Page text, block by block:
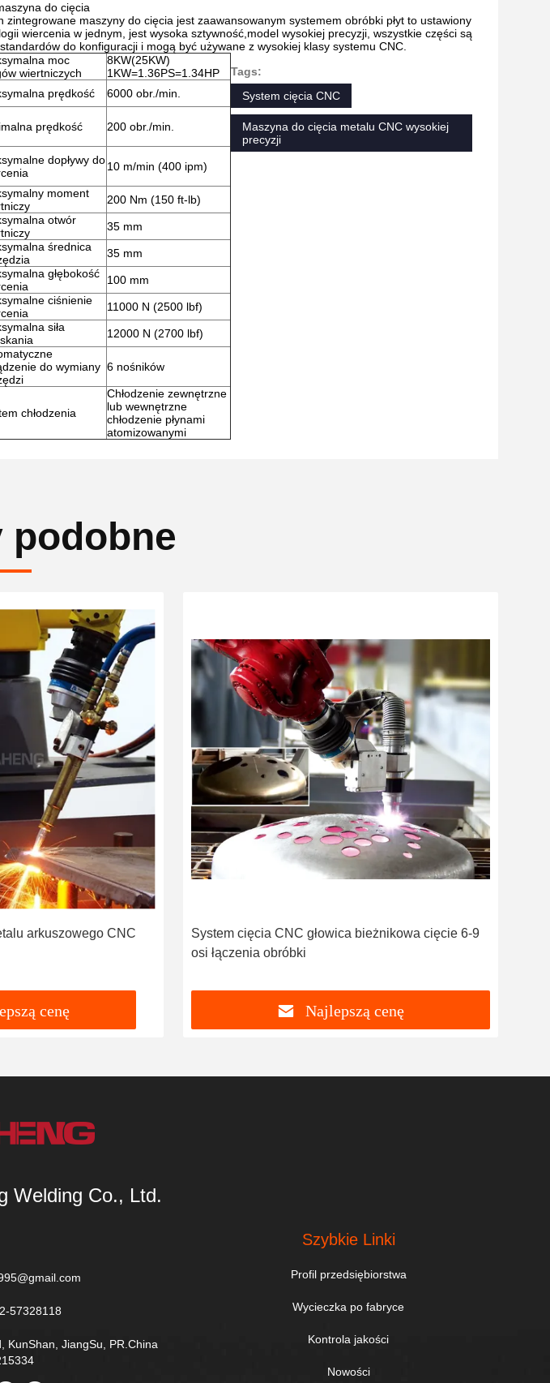
do cięcia
zintegrowane maszyny do cięcia jest zaawansowanym systemem obróbki płyt to ustawiony
wiercenia w jednym, jest wysoka sztywność,model wysokiej precyzji, wszystkie części są
do konfiguracji i mogą być używane z wysokiej klasy systemu CNC.
moc
wiertniczych
8KW(25KW)
1KW=1.36PS=1.34HP
prędkość
6000 obr./min.
prędkość 200 obr./min.
dopływy do10 m/min (400 ipm)
moment
200 Nm (150 ft-lb)
otwór
35 mm
średnica
35 mm
głębokość
100 mm
ciśnienie
11000 N (2500 lbf)
siła
12000 N (2700 lbf)
do wymiany 6 nośników
chłodzenia
Chłodzenie zewnętrzne
lub wewnętrzne
chłodzenie płynami
atomizowanymi
Tags:
System cięcia CNC
Maszyna do cięcia metalu CNC wysokiej
precyzji
podobne
arkuszowego CNC
cenę
System cięcia CNC głowica bieżnikowa cięcie 6-9
osi łączenia obróbki
Najlepszą cenę
Welding Co., Ltd.
57328118
KunShan, JiangSu, PR.China
Szybkie Linki
Profil przedsiębiorstwa
Wycieczka po fabryce
Kontrola jakości
Nowości